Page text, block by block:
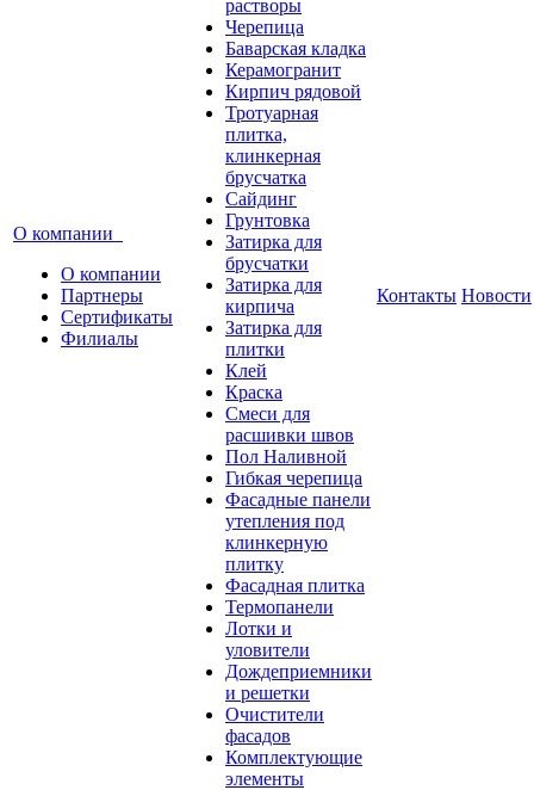
О компании
О компании
Партнеры
Сертификаты
Филиалы
растворы
Черепица
Баварская кладка
Керамогранит
Кирпич рядовой
Тротуарная
плитка,
клинкерная
брусчатка
Сайдинг
Грунтовка
Затирка для
брусчатки
Затирка для
кирпича
Затирка для
плитки
Клей
Краска
Смеси для
расшивки швов
Пол Наливной
Гибкая черепица
Фасадные панели
утепления под
клинкерную
плитку
Фасадная плитка
Термопанели
Лотки и
уловители
Дождеприемники
и решетки
Очистители
фасадов
Комплектующие
элементы
Контакты Новости